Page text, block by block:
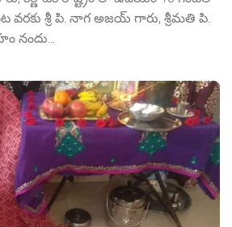
వరకు శ్రీ పి. నాగ అజయ్ గారు, శ్రీమతి పి.
నందు...